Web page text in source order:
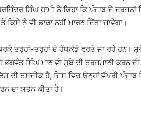
ਸਿੰਘ ਧਾਮੀ ਨੇ ਕਿਹਾ ਕਿ ਪੰਜਾਬ ਦੇ ਦਰਜਨਾਂ
ਨੂੰ ਵੀ ਡਾਕਾ ਨਹੀਂ ਮਾਰਨ ਦਿੱਤਾ ਜਾਵੇਗਾ।
ਤਰ੍ਹਾਂ-ਤਰ੍ਹਾਂ ਦੇ ਹੱਥਕੰਡੇ ਵਰਤੇ ਜਾ ਰਹੇ ਹਨ।
ਸਿੰਘ ਮਾਨ ਵੀ ਸੂਬੇ ਦੀ ਤਰਜਮਾਨੀ ਕਰਨ ਦੀ
ਤਸਦੀਕ ਹੈ, ਜਿਸ ਵਿਚ ਉਨ੍ਹਾਂ ਵੱਖਰੀ ਪੰਜਾਬ
ਦਾ ਯਤਨ ਕੀਤਾ ਹੈ।